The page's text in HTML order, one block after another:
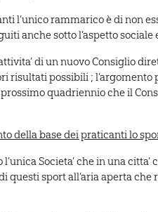
l’unico rammarico è di non
anche sotto l’aspetto sociale
di un nuovo Consiglio
risultati possibili ;
quadriennio che il
della base dei praticanti lo
Societa’ che in una
questi sport all’aria aperta